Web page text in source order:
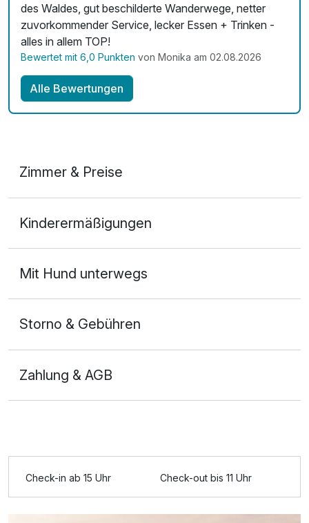
des Waldes, gut beschilderte Wanderwege, netter
zuvorkommender Service, lecker Essen + Trinken -
alles in allem TOP!
Bewertet mit 6,0 Punkten von Monika am 02.08.2026
Alle Bewertungen
Zimmer & Preise
2 Erwachsene
Zusatznächte
Kinderermäßigungen
Mit Hund unterwegs
Storno & Gebühren
Zahlung & AGB
Check-in ab 15 Uhr Check-out bis 11 Uhr